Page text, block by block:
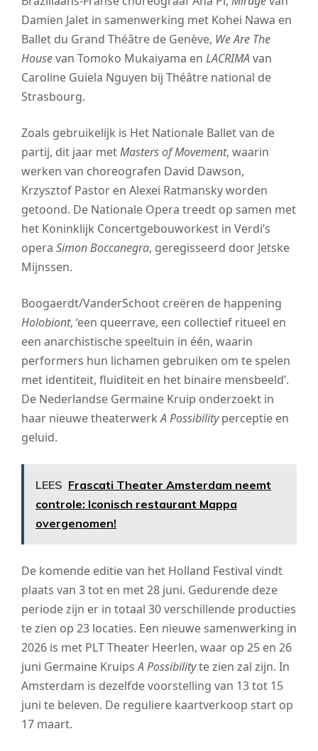
Damien Jalet in samenwerking met Kohei Nawa en
Ballet du Grand Théâtre de Genève, We Are The
Housevan Tomoko Mukaiyama en LACRIMA van
Caroline Guiela Nguyen bij Théâtre national de
Strasbourg.
Zoals gebruikelijk is Het Nationale Ballet van de
partij, dit jaar metMasters of Movement, waarin
werken van choreografen David Dawson,
Krzysztof Pastor en Alexei Ratmansky worden
getoond. De Nationale Opera treedt op samen met
het Koninklijk Concertgebouworkest in Verdi’s
opera Simon Boccanegra, geregisseerd door Jetske
Mijnssen.
Boogaerdt/VanderSchoot creëren de happening
Holobiont, ‘een queerrave, een collectief ritueel en
een anarchistische speeltuin in één, waarin
performers hun lichamen gebruiken om te spelen
met identiteit, fluiditeit en het binaire mensbeeld’.
De Nederlandse Germaine Kruip onderzoekt in
haar nieuwe theaterwerkA Possibilityperceptie en
geluid.
LEES Frascati Theater Amsterdam neemt
controle: Iconisch restaurant Mappa
overgenomen!
De komende editie van het Holland Festival vindt
plaats van 3 tot en met 28 juni. Gedurende deze
periode zijn er in totaal 30 verschillende producties
te zien op 23 locaties. Een nieuwe samenwerking in
2026 is met PLT Theater Heerlen, waar op 25 en 26
juni Germaine KruipsA Possibilityte zien zal zijn. In
Amsterdam is dezelfde voorstelling van 13 tot 15
juni te beleven. De reguliere kaartverkoop start op
17 maart.